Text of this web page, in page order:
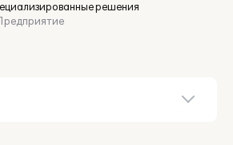
решения